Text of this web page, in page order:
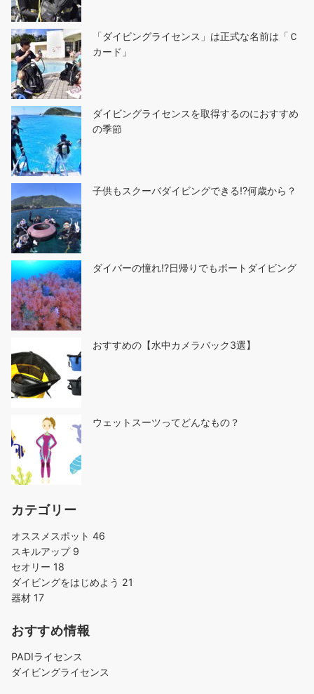
「ダイビングライセンス」は正式な名前は「Ｃ
カード」
ダイビングライセンスを取得するのにおすすめ
の季節
子供もスクーバダイビングできる!?何歳から？
ダイバーの憧れ!?日帰りでもボートダイビング
おすすめの【水中カメラバック3選】
ウェットスーツってどんなもの？
カテゴリー
オススメスポット 46
スキルアップ 9
セオリー 18
ダイビングをはじめよう 21
器材 17
おすすめ情報
PADIライセンス
ダイビングライセンス